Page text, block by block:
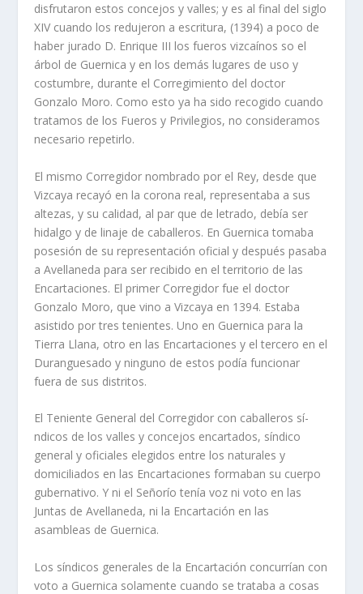
disfrutaron estos concejos y valles; y es al final del siglo
XIV cuando los redujeron a escritura, (1394) a poco de
haber jurado D. Enrique III los fueros vizcaí­nos so el
árbol de Guernica y en los demás lugares de uso y
costumbre, durante el Corregimiento del doctor
Gonzalo Moro. Como esto ya ha sido recogido cuando
tratamos de los Fueros y Privilegios, no consideramos
necesario repetirlo.
El mismo Corregidor nombrado por el Rey, desde que
Vizcaya recayó en la corona real, representaba a sus
altezas, y su calidad, al par que de letrado, debí­a ser
hidalgo y de linaje de caballeros. En Guernica tomaba
posesión de su representación oficial y después pasaba
a Avellaneda para ser recibido en el territorio de las
Encartaciones. El primer Corregidor fue el doctor
Gonzalo Moro, que vino a Vizcaya en 1394. Estaba
asistido por tres tenientes. Uno en Guernica para la
Tierra Llana, otro en las Encartaciones y el tercero en el
Duranguesado y ninguno de estos podí­a funcionar
fuera de sus distritos.
El Teniente General del Corregidor con caballeros sí­
ndicos de los valles y concejos encartados, sí­ndico
general y oficiales elegidos entre los naturales y
domiciliados en las Encartaciones formaban su cuerpo
gubernativo. Y ni el Señorí­o tení­a voz ni voto en las
Juntas de Avellaneda, ni la Encartación en las
asambleas de Guernica.
Los sí­ndicos generales de la Encartación concurrí­an con
voto a Guernica solamente cuando se trataba a cosas